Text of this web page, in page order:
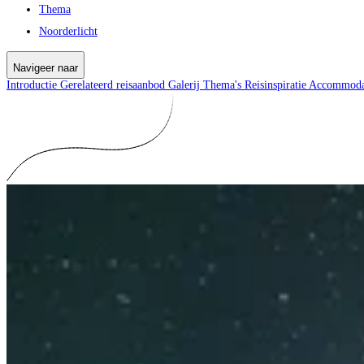
Thema
Noorderlicht
Navigeer naar
Introductie Gerelateerd reisaanbod Galerij Thema's Reisinspiratie